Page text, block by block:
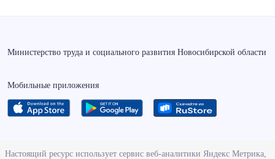
Министерство труда и социального развития Новосибирской области
Мобильные приложения
О ведомстве
Настоящий ресурс использует сервис веб-аналитики Яндекс Метрика,